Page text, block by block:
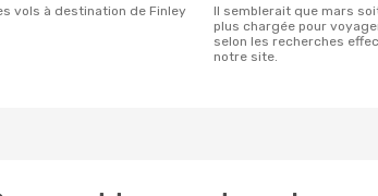
vols à destination de Finley
Il semblerait que mars soit la période la
plus chargée pour
selon les recherches
notre site.